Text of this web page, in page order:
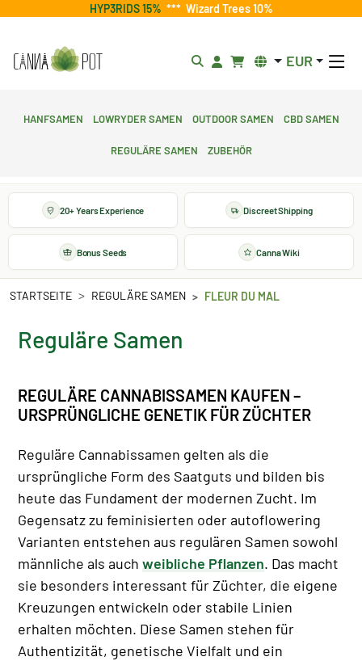
HYP3RIDS 15% *** Wizard Trees 10%
EUR
Hanfsamen Lowryder Samen Outdoor Samen CBD Samen
Reguläre Samen Zubehör
20+ Years Experience Discreet Shipping
Bonus Seeds Canna Wiki
STARTSEITE REGULÄRE SAMEN FLEUR DU MAL
Reguläre Samen
REGULÄRE CANNABISSAMEN KAUFEN –
URSPRÜNGLICHE GENETIK FÜR ZÜCHTER
Reguläre Cannabissamen gelten als die
ursprüngliche Form des Saatguts und bilden bis
heute das Fundament der modernen Zucht. Im
Gegensatz zu feminisierten oder autoflowering
Varianten entstehen aus regulären Samen sowohl
männliche als auch weibliche Pflanzen. Das macht
sie besonders interessant für Züchter, die eigene
Kreuzungen entwickeln oder stabile Linien
erhalten möchten. Diese Samen stehen für
Authentizität, genetische Vielfalt und ein